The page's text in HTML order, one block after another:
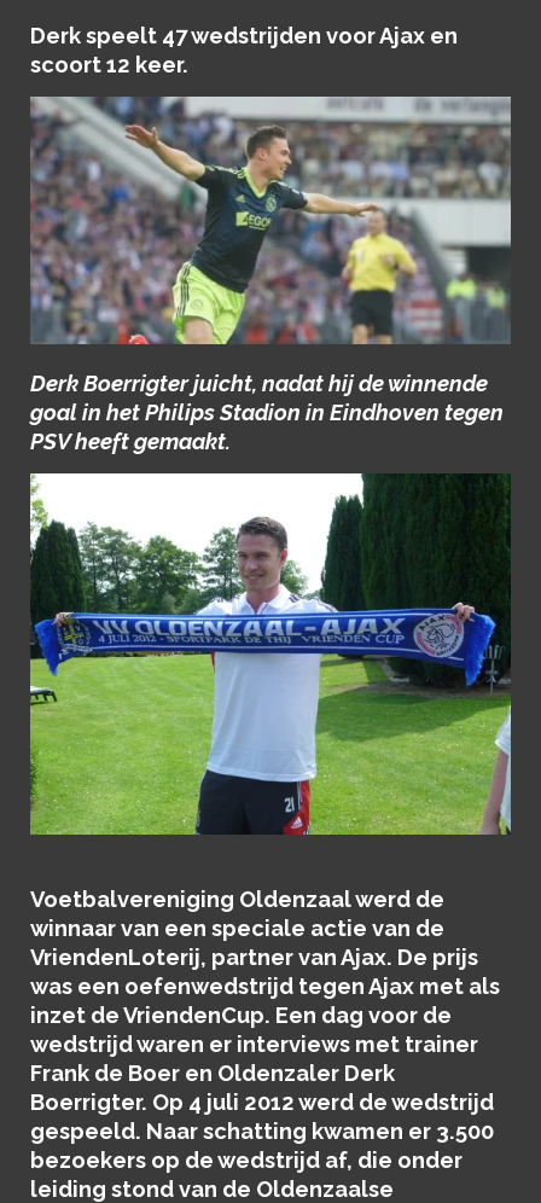
Derk speelt 47 wedstrijden voor Ajax en
scoort 12 keer.
Derk Boerrigter juicht, nadat hij de winnende
goal in het Philips Stadion in Eindhoven tegen
PSV heeft gemaakt.
Voetbalvereniging Oldenzaal werd de
winnaar van een speciale actie van de
VriendenLoterij, partner van Ajax. De prijs
was een oefenwedstrijd tegen Ajax met als
inzet de VriendenCup. Een dag voor de
wedstrijd waren er interviews met trainer
Frank de Boer en Oldenzaler Derk
Boerrigter. Op 4 juli 2012 werd de wedstrijd
gespeeld. Naar schatting kwamen er 3.500
bezoekers op de wedstrijd af, die onder
leiding stond van de Oldenzaalse